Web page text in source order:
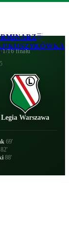
KOSZYKÓWKA
·1/16 finału
Legia Warszawa
69'
82'
88'